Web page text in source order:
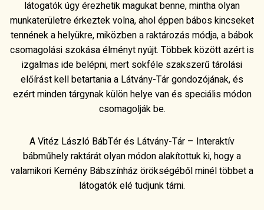
látogatók úgy érezhetik magukat benne, mintha olyan
munkaterületre érkeztek volna, ahol éppen bábos kincseket
tennének a helyükre, miközben a raktározás módja, a bábok
csomagolási szokása élményt nyújt. Többek között azért is
izgalmas ide belépni, mert sokféle szakszerű tárolási
előírást kell betartania a Látvány-Tár gondozójának, és
ezért minden tárgynak külön helye van és speciális módon
csomagolják be.
A Vitéz László BábTér és Látvány-Tár – Interaktív
bábműhely raktárát olyan módon alakítottuk ki, hogy a
valamikori Kemény Bábszínház örökségéből minél többet a
látogatók elé tudjunk tárni.